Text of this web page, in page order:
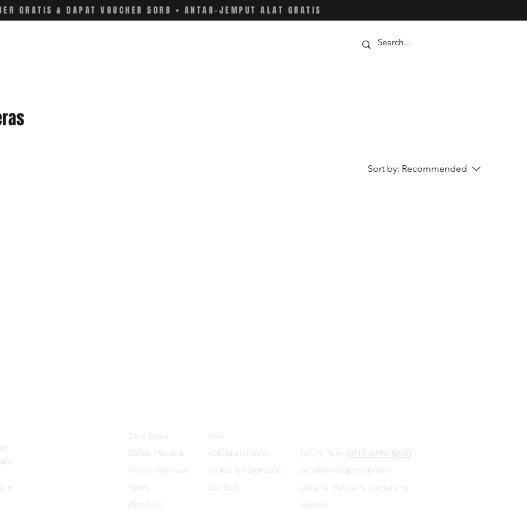
GRATIS & DAPAT VOUCHER 50RB • ANTAR-JEMPUT ALAT GRATIS
Sort by: Recommended
⚡
Cara Sewa
Daftar Member
Promo Premium
News
About Us
Karir
Kebijakan Privasi
Syarat & Ketentuan
Contact
WA 24 Jam: 0813-6779-8300
zenonrental@gmail.com
Jakarta, Bekasi & Tangerang
Selatan